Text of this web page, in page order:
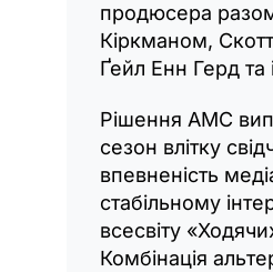
продюсера
Кіркманом,
Ґейл Енн Герд
Рішення AMC
сезон влітку
впевненість
стабільному
всесвіту
Комбінація